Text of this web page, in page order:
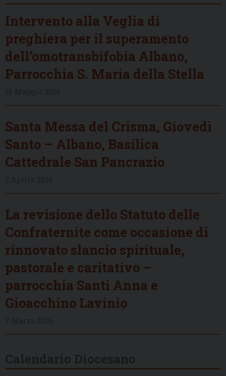
Intervento alla Veglia di
preghiera per il superamento
dell’omotransbifobia Albano,
Parrocchia S. Maria della Stella
Santa Messa del Crisma, Giovedì
Santo – Albano, Basilica
Cattedrale San Pancrazio
La revisione dello Statuto delle
Confraternite come occasione di
rinnovato slancio spirituale,
pastorale e caritativo –
parrocchia Santi Anna e
Gioacchino Lavinio